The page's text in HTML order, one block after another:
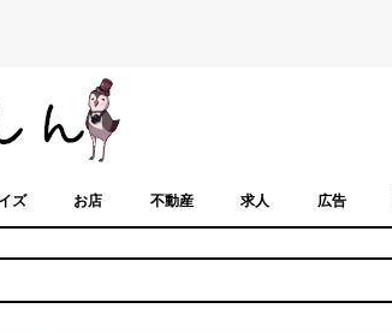
ズ お店 不動産 求人 広告